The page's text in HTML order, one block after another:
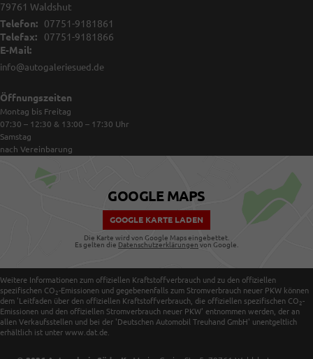
79761 Waldshut
Telefon:
07751-9181861
Telefax:
07751-9181866
E-Mail:
info@autogaleriesued.de
Öffnungszeiten
Montag bis Freitag
07:30 – 12:30 & 13:00 – 17:30 Uhr
Samstag
nach Vereinbarung
GOOGLE MAPS
GOOGLE KARTE LADEN
Die Karte wird von Google Maps eingebettet.
Es gelten die Datenschutzerklärungen von Google.
Weitere Informationen zum offiziellen Kraftstoffverbrauch und zu den offiziellen
spezifischen CO 2-Emissionen und gegebenenfalls zum Stromverbrauch neuer PKW können
dem 'Leitfaden über den offiziellen Kraftstoffverbrauch, die offiziellen spezifischen CO 2-
Emissionen und den offiziellen Stromverbrauch neuer PKW' entnommen werden, der an
allen Verkaufsstellen und bei der 'Deutschen Automobil Treuhand GmbH' unentgeltlich
erhältlich ist unter www.dat.de.